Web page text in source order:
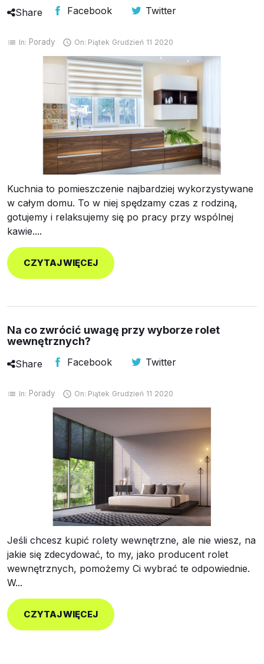
Share Facebook Twitter
list In: Porady  On: Piątek Grudzień 11 2020
Kuchnia to pomieszczenie najbardziej wykorzystywane
w całym domu. To w niej spędzamy czas z rodziną,
gotujemy i relaksujemy się po pracy przy wspólnej
kawie....
CZYTAJ WIĘCEJ
Na co zwrócić uwagę przy wyborze rolet
wewnętrznych?
Share Facebook Twitter
list In: Porady  On: Piątek Grudzień 11 2020
Jeśli chcesz kupić rolety wewnętrzne, ale nie wiesz, na
jakie się zdecydować, to my, jako producent rolet
wewnętrznych, pomożemy Ci wybrać te odpowiednie.
W...
CZYTAJ WIĘCEJ